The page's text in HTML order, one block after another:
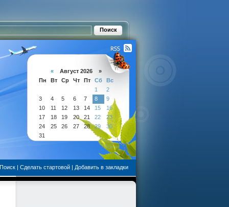
« Август 2026 »
Пн
Вт Ср Чт Пт Сб
Вс
1
2
3
4 5 6 7 8
9
10
11 12 13 14 15
16
17
18 19 20 21 22
23
24
25 26 27 28 29
30
31
Поиск | Сделать стартовой | Добавить в закладки